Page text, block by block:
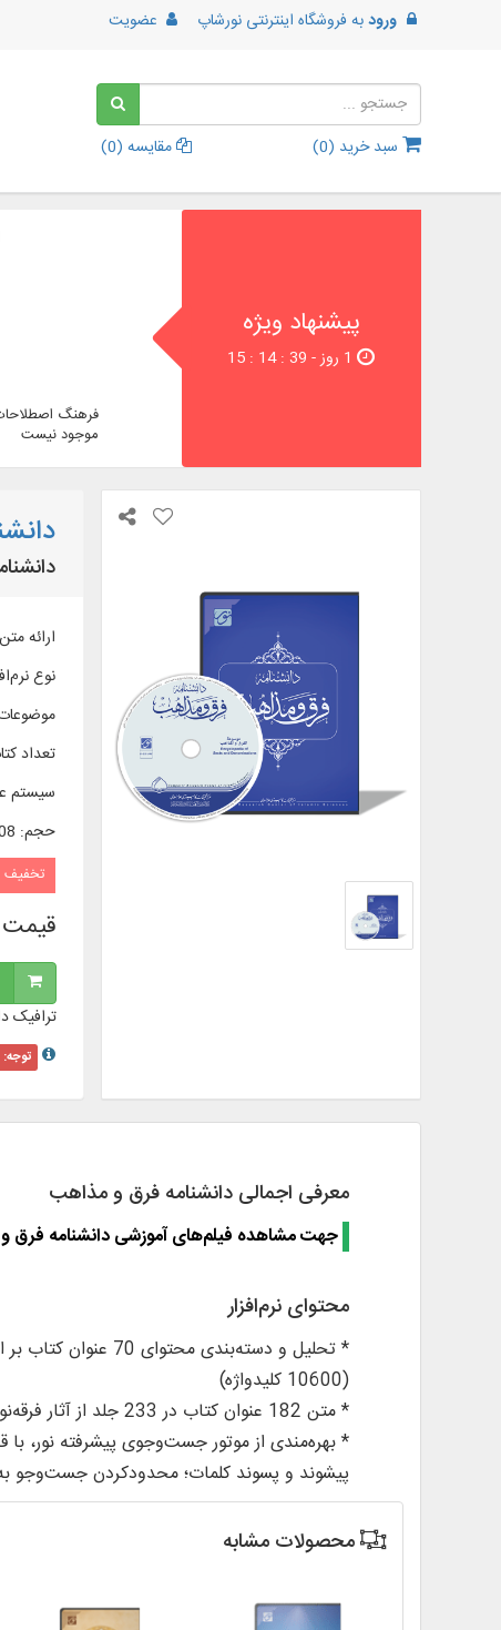
ورودبه فروشگاه اینترنتی نورشاپ عضویت
سبد خرید (0
) مقایسه (0
)
پیشنهاد ویژه
فرهنگ
موجود نیست
ارائه متن 182 عنوان کتاب در 233 جلد از آثار فرقه‌نویسانِ قرون اوّلیه اسلام تا زمان حاضر، به زبان عربی و فارسی
نوع
تعداد
سیستم
حجم:
2/08
تخفیف
قیمت
ترافیک
توجه:
معرفی اجمالی دانشنامه فرق و مذاهب
جهت مشاهده فیلم‌های آموزشی دانشنامه فرق
محتوای نرم‌افزار
(10600 کلیدواژه)
* متن 182 عنوان کتاب در 233 جلد از آثار فرقه‌نویسانِ قرون اوّلیه اسلام تا زمان حاضر، به زبان عربی و فارسی
* بهره‌مندی از موتور جست‌وجوی پیشرفته نور،
پیشوند و پسوند کلمات؛ محدودکردن جست‌وجو
محصولات مشابه